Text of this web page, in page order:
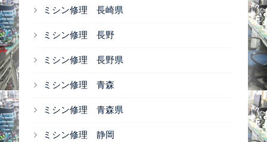
ミシン修理 長崎県
ミシン修理 長野
ミシン修理 長野県
ミシン修理 青森
ミシン修理 青森県
ミシン修理 静岡